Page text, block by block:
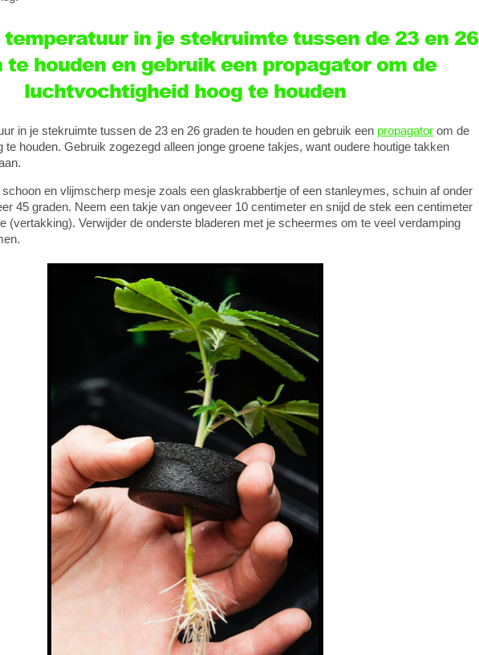
temperatuur in je stekruimte tussen de 23 en 26
te houden en gebruik een propagator om de
luchtvochtigheid hoog te houden
in je stekruimte tussen de 23 en 26 graden te houden en gebruik een propagator om de
te houden. Gebruik zogezegd alleen jonge groene takjes, want oudere houtige takken
en vlijmscherp mesje zoals een glaskrabbertje of een stanleymes, schuin af onder
45 graden. Neem een takje van ongeveer 10 centimeter en snijd de stek een centimeter
(vertakking). Verwijder de onderste bladeren met je scheermes om te veel verdamping